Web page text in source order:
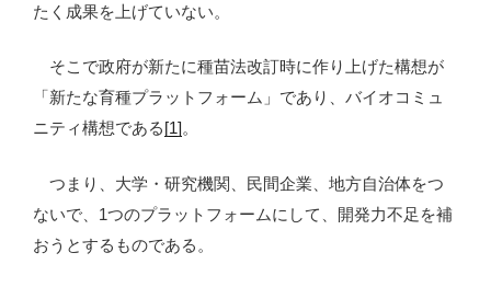
たく成果を上げていない。
そこで政府が新たに種苗法改訂時に作り上げた構想が
「新たな育種プラットフォーム」であり、バイオコミュ
ニティ構想である[1]。
つまり、大学・研究機関、民間企業、地方自治体をつ
ないで、1つのプラットフォームにして、開発力不足を補
おうとするものである。